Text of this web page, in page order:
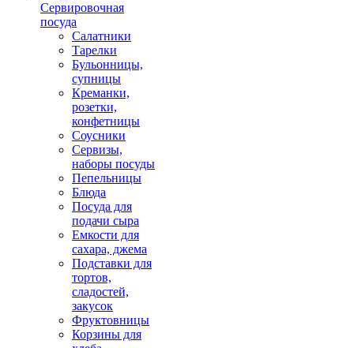
Сервировочная
посуда
Салатники
Тарелки
Бульонницы,
супницы
Креманки,
розетки,
конфетницы
Соусники
Сервизы,
наборы посуды
Пепельницы
Блюда
Посуда для
подачи сыра
Емкости для
сахара, джема
Подставки для
тортов,
сладостей,
закусок
Фруктовницы
Корзины для